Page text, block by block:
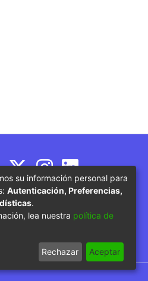
de Educación
su información personal para
Autenticación, Preferencias,
.
lea nuestra política de
Rechazar Aceptar